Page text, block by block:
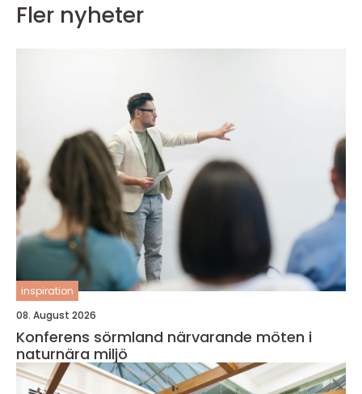
Fler nyheter
inspiration
08. August 2026
Konferens sörmland närvarande möten i
naturnära miljö